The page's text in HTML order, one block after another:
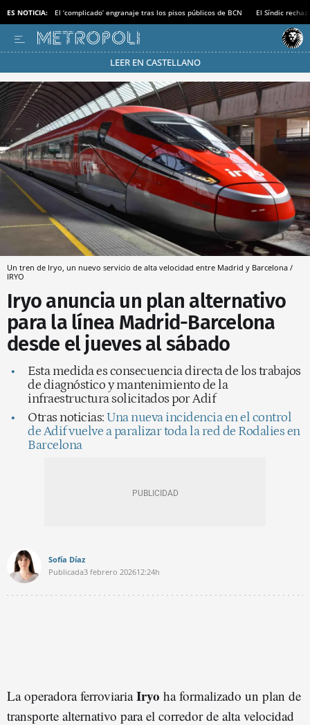
ES NOTICIA: El ‘complicado’ engranaje tras los pisos públicos de BCN El Síndic
LEER EN CASTELLANO
Pásate al MODO AHORRO
Un tren de Iryo, un nuevo servicio de alta velocidad entre Madrid y Barcelona /
IRYO
Iryo anuncia un plan alternativo
para la línea Madrid-Barcelona
desde el jueves al sábado
Esta medida es consecuencia directa de los trabajos
de diagnóstico y mantenimiento de la
infraestructura solicitados por Adif
Otras noticias: Una nueva incidencia en el control
de Adif vuelve a paralizar toda la red de Rodalies en
Barcelona
Sofía Díaz
Publicada3 febrero 202612:24h
La operadora ferroviariaIryo ha formalizado un plan de
transporte alternativo para el corredor de alta velocidad